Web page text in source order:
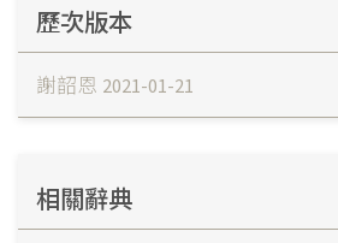
歷次版本
謝韶恩 2021-01-21
相關辭典